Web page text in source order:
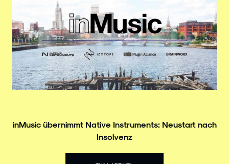
inMusic übernimmt Native Instruments: Neustart nach
Insolvenz